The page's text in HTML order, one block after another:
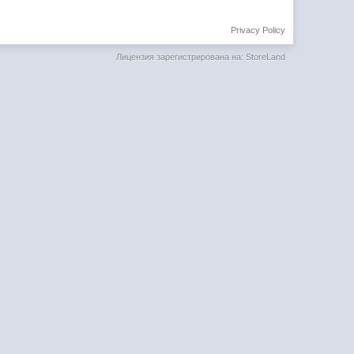
Privacy Policy
Лицензия зарегистрирована на: StoreLand